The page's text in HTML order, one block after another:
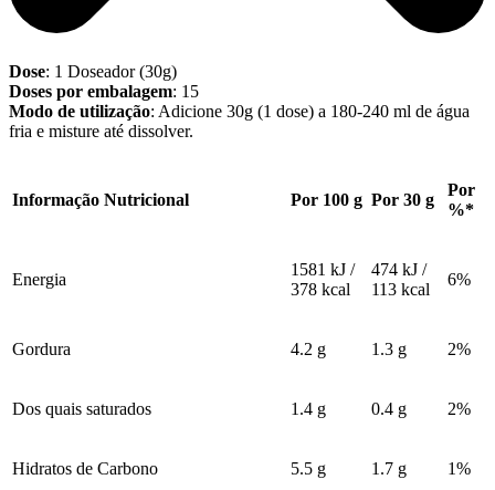
Dose: 1 Doseador (30g)
Doses por embalagem: 15
Modo de utilização: Adicione 30g (1 dose) a 180-240 ml de água
fria e misture até dissolver.
Informação Nutricional Por 100 g Por 30 g
Por
%*
Energia
1581 kJ /
378 kcal
474 kJ /
113 kcal
6%
Gordura 4.2 g 1.3 g 2%
Dos quais saturados 1.4 g 0.4 g 2%
Hidratos de Carbono 5.5 g 1.7 g 1%